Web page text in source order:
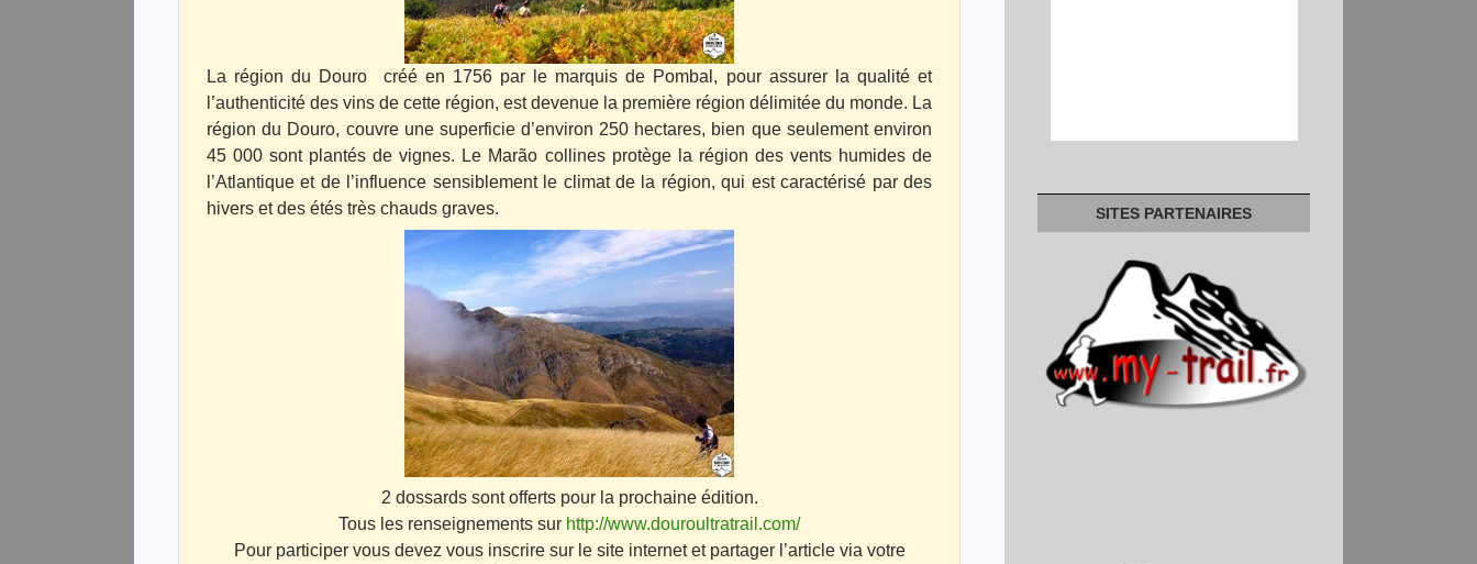
La région du Douro créé en 1756 par le marquis de Pombal, pour assurer la qualité et
l’authenticité des vins de cette région, est devenue la première région délimitée du monde. La
région du Douro, couvre une superficie d’environ 250 hectares, bien que seulement environ
45 000 sont plantés de vignes. Le Marão collines protège la région des vents humides de
l’Atlantique et de l’influence sensiblement le climat de la région, qui est caractérisé par des
hivers et des étés très chauds graves.
2 dossards sont offerts pour la prochaine édition.
Tous les renseignements sur http://www.douroultratrail.com/
Pour participer vous devez vous inscrire sur le site internet et partager l’article via votre
SITES PARTENAIRES